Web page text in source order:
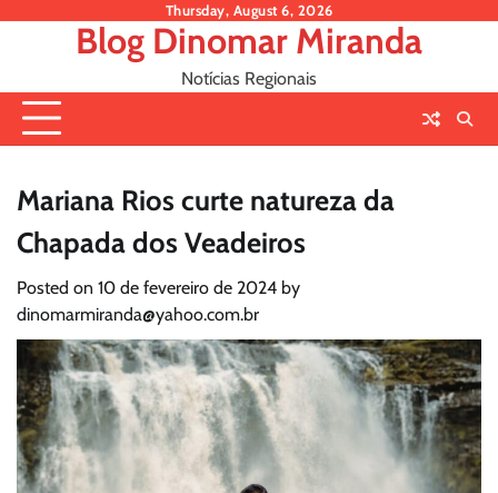
Thursday, August 6, 2026
Blog Dinomar Miranda
Notícias Regionais
Mariana Rios curte natureza da
Chapada dos Veadeiros
Posted on 10 de fevereiro de 2024 by
dinomarmiranda@yahoo.com.br